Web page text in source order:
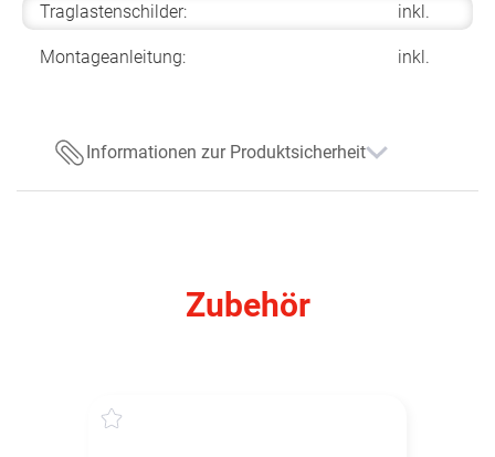
Traglastenschilder: inkl.
Montageanleitung: inkl.
Informationen zur Produktsicherheit
Zubehör